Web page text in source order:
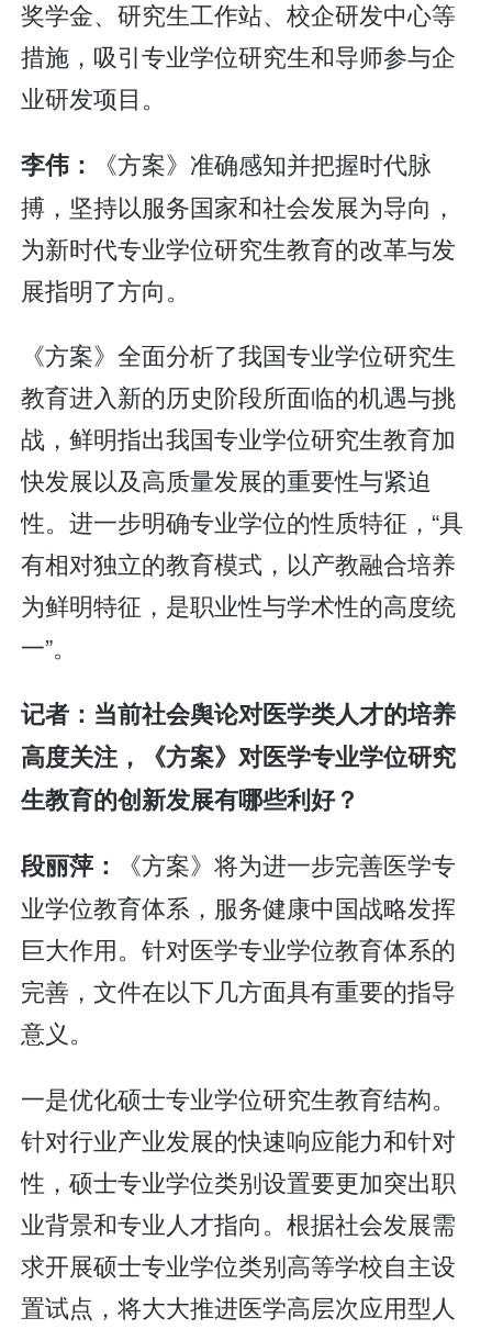
奖学金、研究生工作站、校企研发中心等
措施，吸引专业学位研究生和导师参与企
业研发项目。
李伟：
《方案》准确感知并把握时代脉
搏，坚持以服务国家和社会发展为导向，
为新时代专业学位研究生教育的改革与发
展指明了方向。
《方案》全面分析了我国专业学位研究生
教育进入新的历史阶段所面临的机遇与挑
战，鲜明指出我国专业学位研究生教育加
快发展以及高质量发展的重要性与紧迫
性。进一步明确专业学位的性质特征，“具
有相对独立的教育模式，以产教融合培养
为鲜明特征，是职业性与学术性的高度统
一”。
记者：当前社会舆论对医学类人才的培养
高度关注，《方案》对医学专业学位研究
生教育的创新发展有哪些利好？
段丽萍：
《方案》将为进一步完善医学专
业学位教育体系，服务健康中国战略发挥
巨大作用。针对医学专业学位教育体系的
完善，文件在以下几方面具有重要的指导
意义。
一是优化硕士专业学位研究生教育结构。
针对行业产业发展的快速响应能力和针对
性，硕士专业学位类别设置要更加突出职
业背景和专业人才指向。根据社会发展需
求开展硕士专业学位类别高等学校自主设
置试点，将大大推进医学高层次应用型人